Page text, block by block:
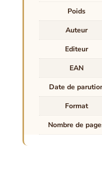
Poids
Auteur
Editeur
EAN
Date de
Format
Nombre de